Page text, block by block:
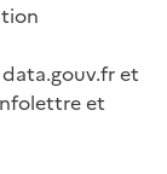
et
et